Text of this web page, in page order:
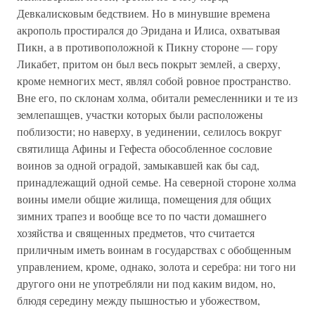
Девкалисковым бедствием. Но в минувшие времена
акрополь простирался до Эридана и Илиса, охватывая
Пикн, а в противоположной к Пикну стороне — гору
Ликабет, притом он был весь покрыт землей, а сверху,
кроме немногих мест, являл собой ровное пространство.
Вне его, по склонам холма, обитали ремесленники и те из
землепашцев, участки которых были расположены
поблизости; но наверху, в уединении, селилось вокруг
святилища Афины и Гефеста обособленное сословие
воинов за одной оградой, замыкавшей как бы сад,
принадлежащий одной семье. На северной стороне холма
воины имели общие жилища, помещения для общих
зимних трапез и вообще все то по части домашнего
хозяйства и священных предметов, что считается
приличным иметь воинам в государствах с обобщенным
управлением, кроме, однако, золота и серебра: ни того ни
другого они не употребляли ни под каким видом, но,
блюдя середину между пышностью и убожеством,